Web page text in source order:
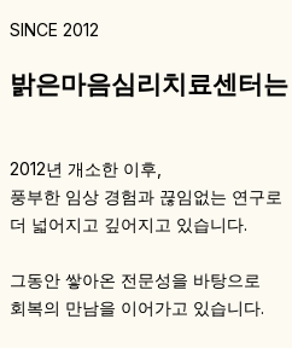
SINCE 2012
밝은마음심리치료센터는
2012년 개소한 이후,
풍부한 임상 경험과 끊임없는 연구로
더 넓어지고 깊어지고 있습니다.
그동안 쌓아온 전문성을 바탕으로
회복의 만남을 이어가고 있습니다.